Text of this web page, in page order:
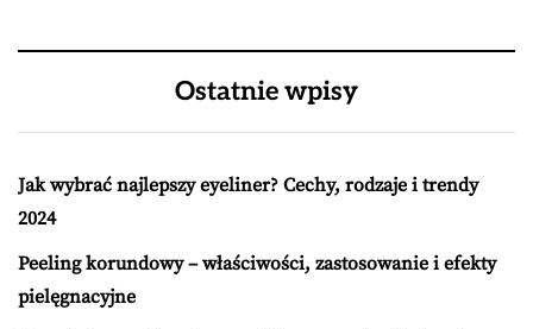
Ostatnie wpisy
Jak wybrać najlepszy eyeliner? Cechy, rodzaje i trendy
2024
Peeling korundowy – właściwości, zastosowanie i efekty
pielęgnacyjne